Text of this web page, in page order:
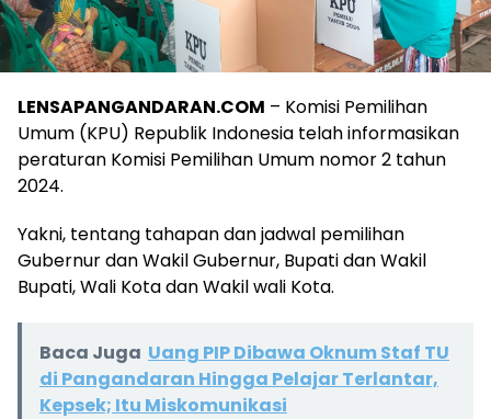
LENSAPANGANDARAN.COM – Komisi Pemilihan
Umum (KPU) Republik Indonesia telah informasikan
peraturan Komisi Pemilihan Umum nomor 2 tahun
2024.
Yakni, tentang tahapan dan jadwal pemilihan
Gubernur dan Wakil Gubernur, Bupati dan Wakil
Bupati, Wali Kota dan Wakil wali Kota.
Baca Juga Uang PIP Dibawa Oknum Staf TU
di Pangandaran Hingga Pelajar Terlantar,
Kepsek; Itu Miskomunikasi